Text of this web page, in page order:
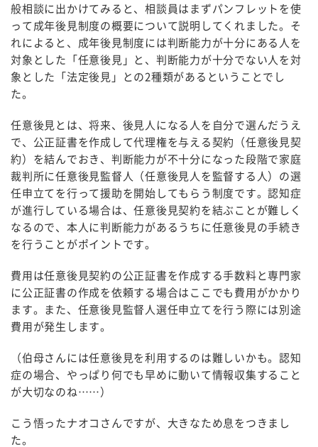
般相談に出かけてみると、相談員はまずパンフレットを使
って成年後見制度の概要について説明してくれました。そ
れによると、成年後見制度には判断能力が十分にある人を
対象とした「任意後見」と、判断能力が十分でない人を対
象とした「法定後見」との2種類があるということでし
た。
任意後見とは、将来、後見人になる人を自分で選んだうえ
で、公正証書を作成して代理権を与える契約（任意後見契
約）を結んでおき、判断能力が不十分になった段階で家庭
裁判所に任意後見監督人（任意後見人を監督する人）の選
任申立てを行って援助を開始してもらう制度です。認知症
が進行している場合は、任意後見契約を結ぶことが難しく
なるので、本人に判断能力があるうちに任意後見の手続き
を行うことがポイントです。
費用は任意後見契約の公正証書を作成する手数料と専門家
に公正証書の作成を依頼する場合はここでも費用がかかり
ます。また、任意後見監督人選任申立てを行う際には別途
費用が発生します。
（伯母さんには任意後見を利用するのは難しいかも。認知
症の場合、やっぱり何でも早めに動いて情報収集すること
が大切なのね……）
こう悟ったナオコさんですが、大きなため息をつきまし
た。